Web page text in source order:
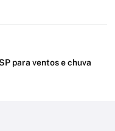
para ventos e chuva